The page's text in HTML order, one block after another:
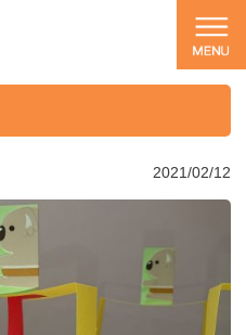
2021/02/12